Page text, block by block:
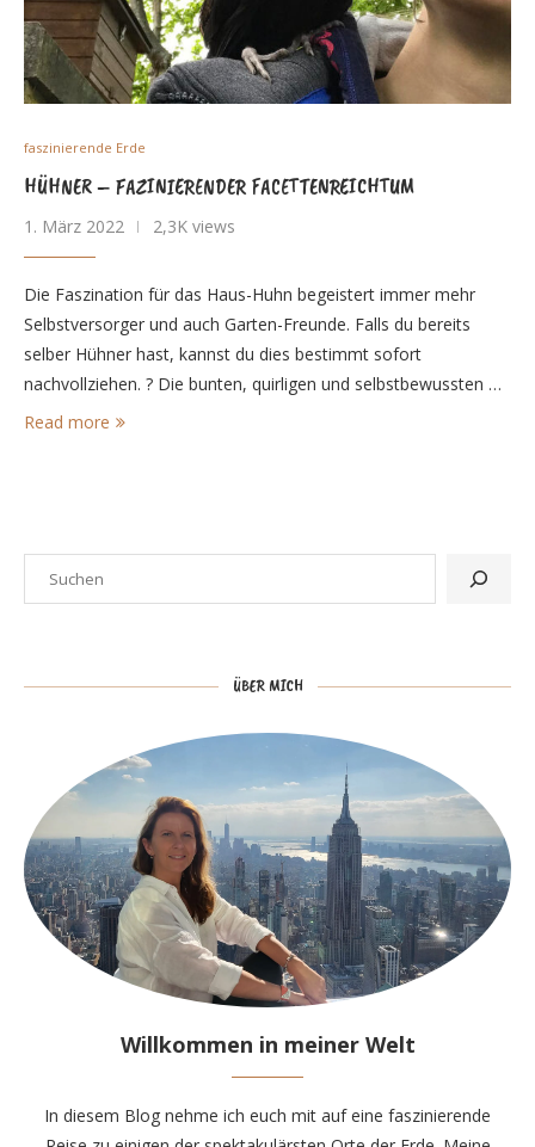
faszinierende Erde
HÜHNER – FAZINIERENDER FACETTENREICHTUM
1. März 2022 2,3K views
Die Faszination für das Haus-Huhn begeistert immer mehr
Selbstversorger und auch Garten-Freunde. Falls du bereits
selber Hühner hast, kannst du dies bestimmt sofort
nachvollziehen. ? Die bunten, quirligen und selbstbewussten …
Read more
ÜBER MICH
Willkommen in meiner Welt
In diesem Blog nehme ich euch mit auf eine faszinierende